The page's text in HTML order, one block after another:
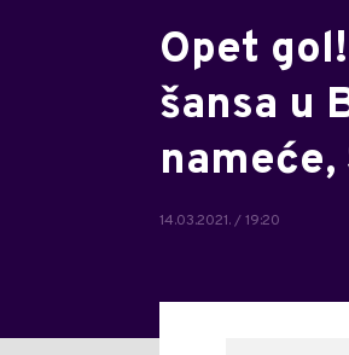
Opet
šansa u
14.03.2021. / 19:20